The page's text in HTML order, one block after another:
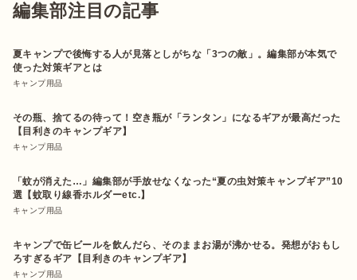
編集部注目の記事
夏キャンプで後悔する人が見落としがちな「3つの敵」。編集部が本気で
使った対策ギアとは
キャンプ用品
その瓶、捨てるの待って！空き瓶が「ランタン」になるギアが最高だった
【目利きのキャンプギア】
キャンプ用品
「蚊が消えた…」編集部が手放せなくなった“夏の虫対策キャンプギア”10
選【蚊取り線香ホルダーetc.】
キャンプ用品
キャンプで缶ビールを飲んだら、そのままお湯が沸かせる。発想がおもし
ろすぎるギア【目利きのキャンプギア】
キャンプ用品